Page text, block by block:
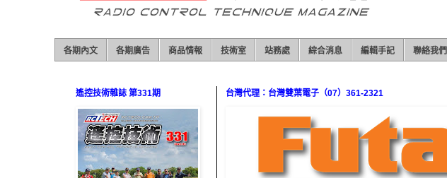
各期內文 各期廣告 商品情報 技術室 站務處 綜合消息 編輯手記 聯絡我們
台灣代理：台灣雙葉電子（07）361-2321
遙控技術雜誌 第331期